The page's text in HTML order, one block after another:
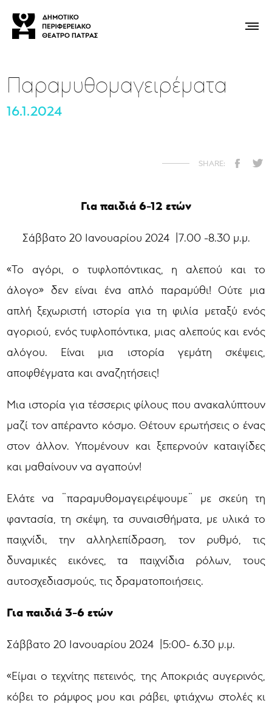
Παραμυθομαγειρέματα
16.1.2024
Για παιδιά 6-12 ετών
Σάββατο 20 Ιανουαρίου 2024 |7.00 -8.30 μ.μ.
«Το αγόρι, ο τυφλοπόντικας, η αλεπού και το
άλογο» δεν είναι ένα απλό παραμύθι! Ούτε μια
απλή ξεχωριστή ιστορία για τη φιλία μεταξύ ενός
αγοριού, ενός τυφλοπόντικα, μιας αλεπούς και ενός
αλόγου. Είναι μια ιστορία γεμάτη σκέψεις,
αποφθέγματα και αναζητήσεις!
Μια ιστορία για τέσσερις φίλους που ανακαλύπτουν
μαζί τον απέραντο κόσμο. Θέτουν ερωτήσεις ο ένας
στον άλλον. Υπομένουν και ξεπερνούν καταιγίδες
και μαθαίνουν να αγαπούν!
Ελάτε να ¨παραμυθομαγειρέψουμε¨ με σκεύη τη
φαντασία, τη σκέψη, τα συναισθήματα, με υλικά το
παιχνίδι, την αλληλεπίδραση, τον ρυθμό, τις
δυναμικές εικόνες, τα παιχνίδια ρόλων, τους
αυτοσχεδιασμούς, τις δραματοποιήσεις.
Για παιδιά 3-6 ετών
Σάββατο 20 Ιανουαρίου 2024 |5:00- 6.30 μ.μ.
«Είμαι ο τεχνίτης πετεινός, της Αποκριάς αυγερινός,
κόβει το ράμφος μου και ράβει, φτιάχνω στολές κι